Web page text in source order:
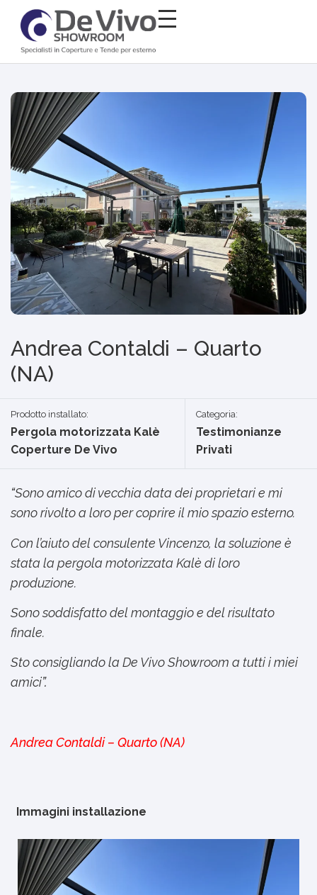
Andrea Contaldi – Quarto
(NA)
Prodotto installato:
Pergola motorizzata Kalè
Coperture De Vivo
Categoria:
Testimonianze
Privati
“Sono amico di vecchia data dei proprietari e mi
sono rivolto a loro per coprire il mio spazio esterno.
Con l’aiuto del consulente Vincenzo, la soluzione è
stata la pergola motorizzata Kalè di loro
produzione.
Sono soddisfatto del montaggio e del risultato
finale.
Sto consigliando la De Vivo Showroom a tutti i miei
amici”.
Andrea Contaldi – Quarto (NA)
Immagini installazione